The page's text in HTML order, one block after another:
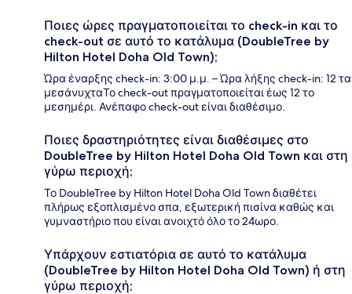
Ποιες ώρες πραγματοποιείται το check-in και το
check-out σε αυτό το κατάλυμα (DoubleTree by
Hilton Hotel Doha Old Town);
Ώρα έναρξης check-in: 3:00 μ.μ. – Ώρα λήξης check-in: 12 τα
μεσάνυχταΤο check-out πραγματοποιείται έως 12 το
μεσημέρι. Ανέπαφο check-out είναι διαθέσιμο.
Ποιες δραστηριότητες είναι διαθέσιμες στο
DoubleTree by Hilton Hotel Doha Old Town και στη
γύρω περιοχή;
Το DoubleTree by Hilton Hotel Doha Old Town διαθέτει
πλήρως εξοπλισμένο σπα, εξωτερική πισίνα καθώς και
γυμναστήριο που είναι ανοιχτό όλο το 24ωρο.
Υπάρχουν εστιατόρια σε αυτό το κατάλυμα
(DoubleTree by Hilton Hotel Doha Old Town) ή στη
γύρω περιοχή;